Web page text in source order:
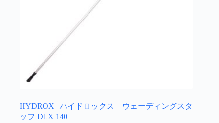
HYDROX | ハイドロックス – ウェーディングスタ
ッフ DLX 140